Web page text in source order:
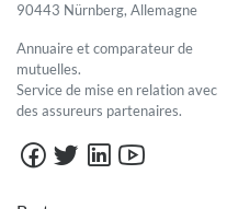
90443 Nürnberg, Allemagne
Annuaire et comparateur de
mutuelles.
Service de mise en relation avec
des assureurs partenaires.